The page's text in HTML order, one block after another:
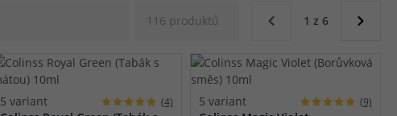
116 produktů 1 z 6
5 variant (4) 5 variant (9)